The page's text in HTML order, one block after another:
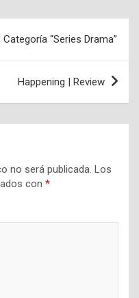
“Series Drama”
Happening | Review
no será publicada. Los
con *